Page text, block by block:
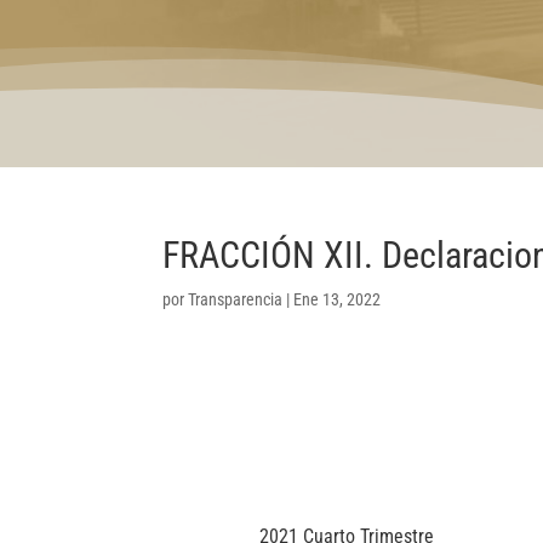
FRACCIÓN XII.
porTransparencia | Ene 13, 2022
2021 Cuarto Trimestre